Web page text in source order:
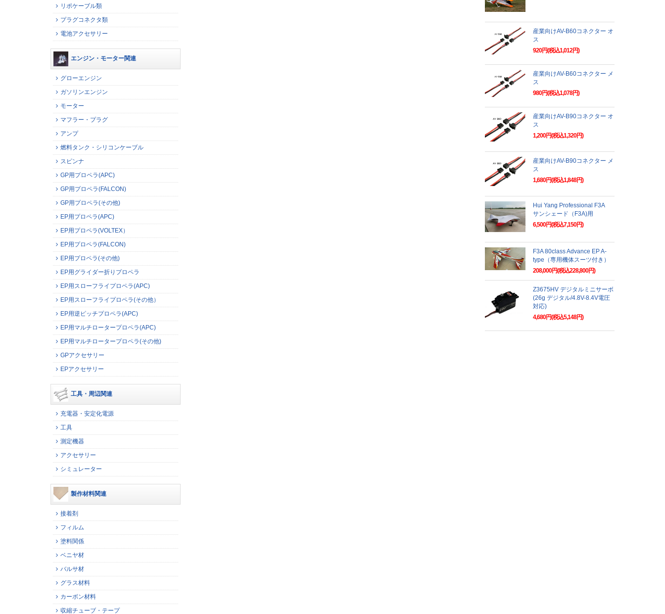
リポケーブル類
プラグコネクタ類
電池アクセサリー
エンジン・モーター関連
グローエンジン
ガソリンエンジン
モーター
マフラー・プラグ
アンプ
燃料タンク・シリコンケーブル
スピンナ
GP用プロペラ(APC)
GP用プロペラ(FALCON)
GP用プロペラ(その他)
EP用プロペラ(APC)
EP用プロペラ(VOLTEX）
EP用プロペラ(FALCON)
EP用プロペラ(その他)
EP用グライダー折りプロペラ
EP用スローフライプロペラ(APC)
EP用スローフライプロペラ(その他）
EP用逆ピッチプロペラ(APC)
EP用マルチロータープロペラ(APC)
EP用マルチロータープロペラ(その他)
GPアクセサリー
EPアクセサリー
工具・周辺関連
充電器・安定化電源
工具
測定機器
アクセサリー
シミュレーター
製作材料関連
接着剤
フィルム
塗料関係
ベニヤ材
バルサ材
グラス材料
カーボン材料
収縮チューブ・テープ
産業向けAV-B60コネクター オ
ス
920円(税込1,012円)
産業向けAV-B60コネクター メ
ス
980円(税込1,078円)
産業向けAV-B90コネクター オ
ス
1,200円(税込1,320円)
産業向けAV-B90コネクター メ
ス
1,680円(税込1,848円)
Hui Yang Professional F3A
サンシェード（F3A)用
6,500円(税込7,150円)
F3A 80class Advance EP A-
type（専用機体スーツ付き）
208,000円(税込228,800円)
Z3675HV デジタルミニサーボ
(26g デジタル/4.8V-8.4V電圧
対応)
4,680円(税込5,148円)